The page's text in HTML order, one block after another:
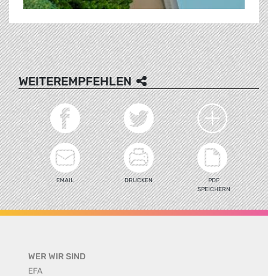
WEITEREMPFEHLEN
EMAIL DRUCKEN
PDF
SPEICHERN
WER WIR SIND
EFA